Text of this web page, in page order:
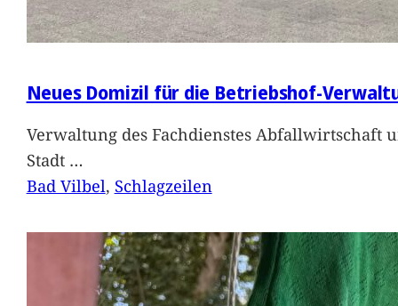
Neues Domizil für die Betriebshof-
Verwaltung des Fachdienstes Abfallwirtschaft
Stadt …
Bad Vilbel, Schlagzeilen